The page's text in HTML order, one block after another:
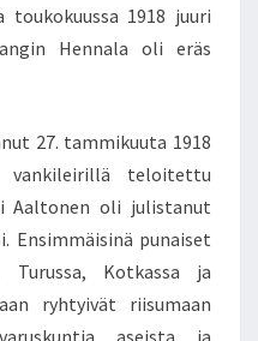
1918 juuri
Hennala oli eräs
27. tammikuuta 1918
teloitettu
Aaltonen oli julistanut
Ensimmäisinä punaiset
Turussa, Kotkassa ja
ryhtyivät riisumaan
aseista ja